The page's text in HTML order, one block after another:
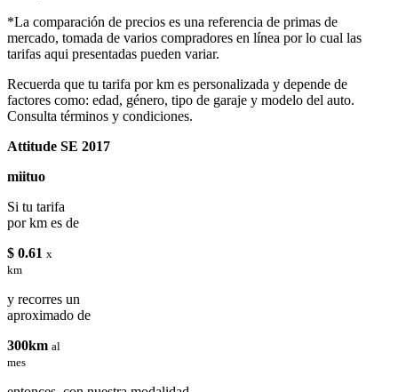
*La comparación de precios es una referencia de primas de
mercado, tomada de varios compradores en línea por lo cual las
tarifas aqui presentadas pueden variar.
Recuerda que tu tarifa por km es personalizada y depende de
factores como: edad, género, tipo de garaje y modelo del auto.
Consulta términos y condiciones.
Attitude SE 2017
miituo
Si tu tarifa
por km es de
$ 0.61 x
km
y recorres un
aproximado de
300km al
mes